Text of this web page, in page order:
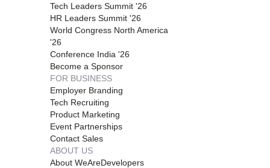
Tech Leaders Summit '26
HR Leaders Summit '26
World Congress North America
'26
Conference India '26
Become a Sponsor
FOR BUSINESS
Employer Branding
Tech Recruiting
Product Marketing
Event Partnerships
Contact Sales
ABOUT US
About WeAreDevelopers